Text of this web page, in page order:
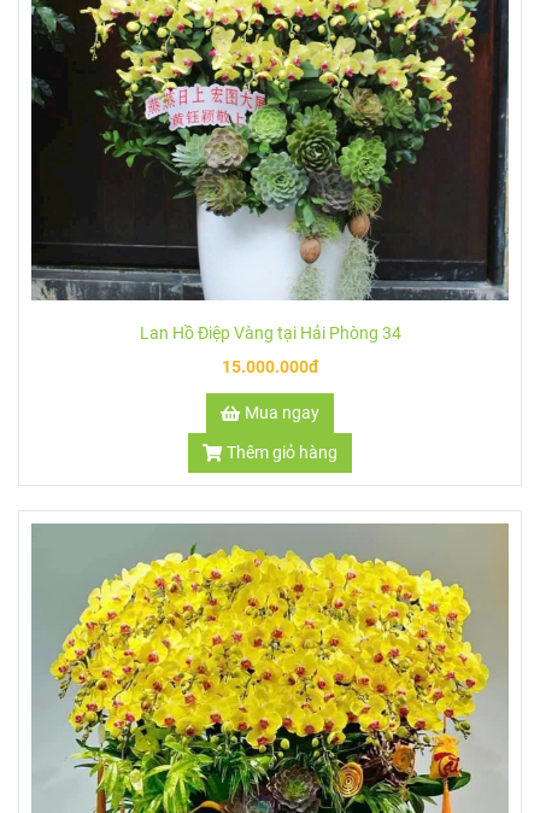
Lan Hồ Điệp Vàng tại Hải Phòng 34
15.000.000đ
Mua ngay
Thêm giỏ hàng